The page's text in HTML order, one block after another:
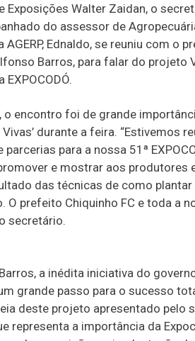
Exposições Walter Zaidan, o
do assessor de
Ednaldo, se reuniu com o
Barros, para falar do projeto
encontro foi de grande
durante a feira. “Estivemos
para a nossa 51ª
e mostrar aos produtores
das técnicas de como plantar
O prefeito Chiquinho FC e toda a
secretário.
a inédita iniciativa do
grande passo para o sucesso
deste projeto apresentado pelo
representa a importância da